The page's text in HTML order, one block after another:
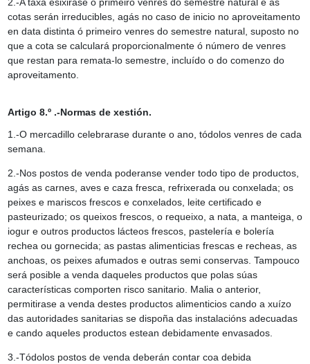
2.-A taxa esixirase o primeiro venres do semestre natural e as
cotas serán irreducibles, agás no caso de inicio no aproveitamento
en data distinta ó primeiro venres do semestre natural, suposto no
que a cota se calculará proporcionalmente ó número de venres
que restan para remata-lo semestre, incluído o do comenzo do
aproveitamento.
Artigo 8.º .-Normas de xestión.
1.-O mercadillo celebrarase durante o ano, tódolos venres de cada
semana.
2.-Nos postos de venda poderanse vender todo tipo de productos,
agás as carnes, aves e caza fresca, refrixerada ou conxelada; os
peixes e mariscos frescos e conxelados, leite certificado e
pasteurizado; os queixos frescos, o requeixo, a nata, a manteiga, o
iogur e outros productos lácteos frescos, pastelería e bolería
rechea ou gornecida; as pastas alimenticias frescas e recheas, as
anchoas, os peixes afumados e outras semi conservas. Tampouco
será posible a venda daqueles productos que polas súas
características comporten risco sanitario. Malia o anterior,
permitirase a venda destes productos alimenticios cando a xuízo
das autoridades sanitarias se dispoña das instalacións adecuadas
e cando aqueles productos estean debidamente envasados.
3.-Tódolos postos de venda deberán contar coa debida